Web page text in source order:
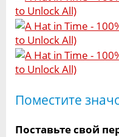
Поместите
Поставьте свой